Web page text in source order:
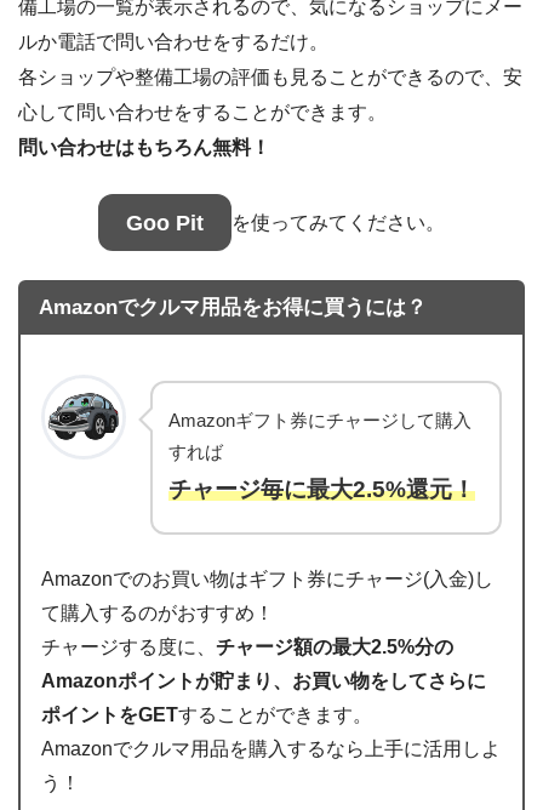
備工場の一覧が表示されるので、気になるショップにメー
ルか電話で問い合わせをするだけ。
各ショップや整備工場の評価も見ることができるので、安
心して問い合わせをすることができます。
問い合わせはもちろん無料！
Goo Pit を使ってみてください。
Amazonでクルマ用品をお得に買うには？
Amazonギフト券にチャージして購入
すれば
チャージ毎に最大2.5%還元！
Amazonでのお買い物はギフト券にチャージ(入金)し
て購入するのがおすすめ！
チャージする度に、チャージ額の最大2.5%分の
Amazonポイントが貯まり、お買い物をしてさらに
ポイントをGETすることができます。
Amazonでクルマ用品を購入するなら上手に活用しよ
う！